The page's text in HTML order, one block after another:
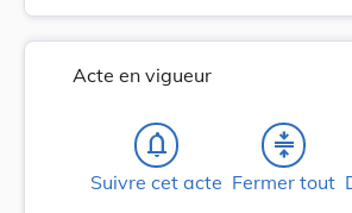
Acte en vigueur
notifications_none
Suivre cet acte
compress
Fermer tout